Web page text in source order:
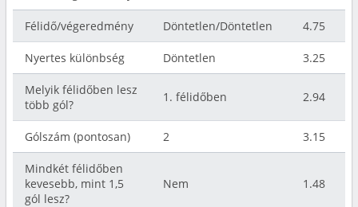
Félidő/végeredmény Döntetlen/Döntetlen 4.75
Nyertes különbség Döntetlen 3.25
Melyik félidőben lesz
több gól?
1. félidőben 2.94
Gólszám (pontosan) 2 3.15
Mindkét félidőben
kevesebb, mint 1,5
gól lesz?
Nem 1.48